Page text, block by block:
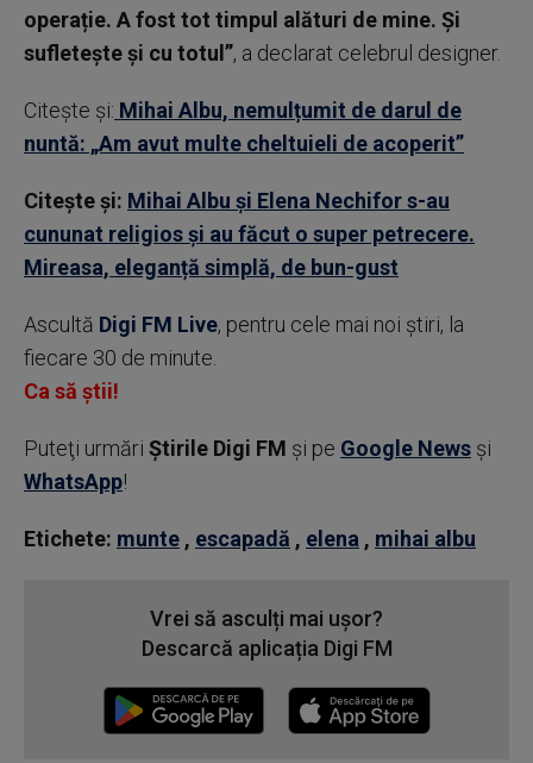
operație. A fost tot timpul alături de mine. Și
sufletește și cu totul”, a declarat celebrul designer.
Citește și: Mihai Albu, nemulțumit de darul de
nuntă: „Am avut multe cheltuieli de acoperit”
Citește și: Mihai Albu și Elena Nechifor s-au
cununat religios și au făcut o super petrecere.
Mireasa, eleganță simplă, de bun-gust
Ascultă Digi FM Live, pentru cele mai noi știri, la
fiecare 30 de minute.
Ca să știi!
Puteţi urmări Știrile Digi FM şi pe Google News şi
WhatsApp!
Etichete: munte , escapadă , elena , mihai albu
Vrei să asculți mai ușor?
Descarcă aplicația Digi FM